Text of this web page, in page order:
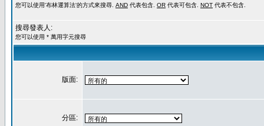
您可以使用'布林運算法'的方式來搜尋. AND 代表包含. OR 代表可包含. NOT 代表不包含.
搜尋發表人:
您可以使用 * 萬用字元搜尋
版面:
分區: